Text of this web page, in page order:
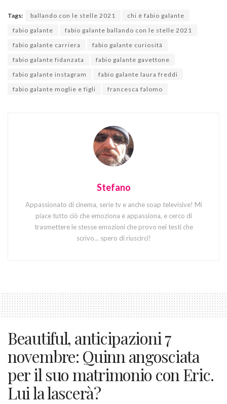
Tags: ballando con le stelle 2021
chi è fabio galante
fabio galante
fabio galante ballando con le stelle 2021
fabio galante carriera
fabio galante curiosità
fabio galante fidanzata
fabio galante gavettone
fabio galante instagram
fabio galante laura freddi
fabio galante moglie e figli
francesca falomo
Stefano
Appassionato di cinema, serie tv e anche soap televisive! Mi
piace tutto ciò che emoziona e appassiona, e cerco di
trasmettere le stesse emozioni che provo nei testi che
scrivo... spero di riuscirci!
Beautiful, anticipazioni 7
novembre: Quinn angosciata
per il suo matrimonio con Eric.
Lui la lascerà?